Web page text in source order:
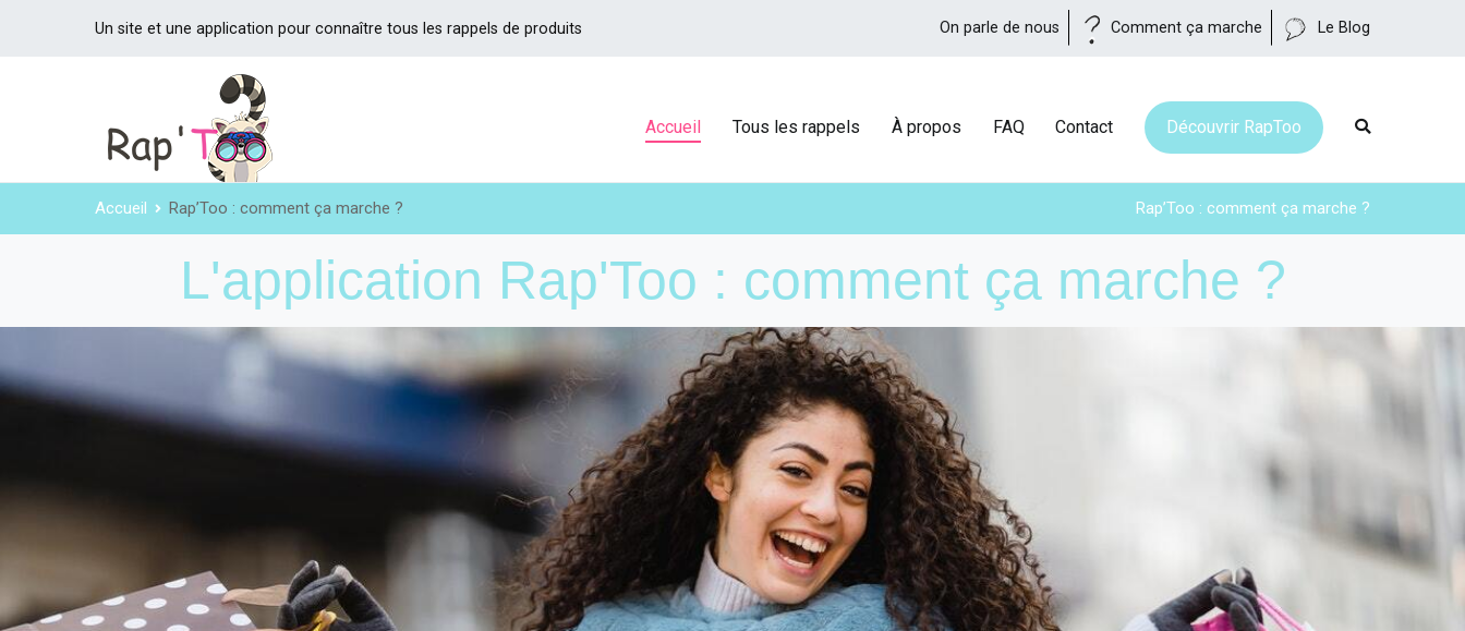
Un site et une application pour connaître tous les rappels de produits On parle de nous Comment ça marche Le Blog
Accueil Tous les rappels À propos FAQ Contact Découvrir RapToo
Rap’Too : comment ça marche ?
Accueil Rap’Too : comment ça marche ?
L'application Rap'Too : comment ça marche ?